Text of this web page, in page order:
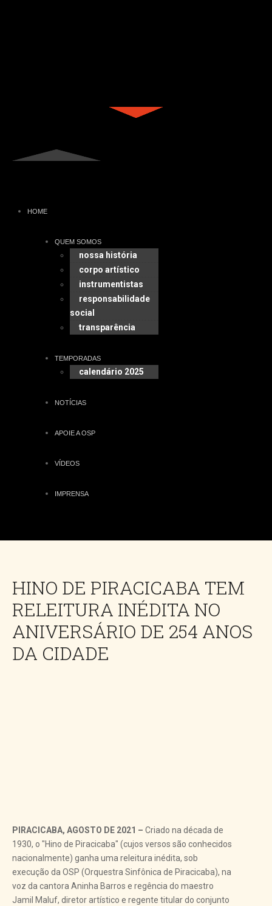
HOME
QUEM SOMOS
nossa história
corpo artístico
instrumentistas
responsabilidade
social
transparência
TEMPORADAS
calendário 2025
NOTÍCIAS
APOIE A OSP
VÍDEOS
IMPRENSA
HINO DE PIRACICABA TEM
RELEITURA INÉDITA NO
ANIVERSÁRIO DE 254 ANOS
DA CIDADE
PIRACICABA, AGOSTO DE 2021 – Criado na década de
1930, o "Hino de Piracicaba" (cujos versos são conhecidos
nacionalmente) ganha uma releitura inédita, sob
execução da OSP (Orquestra Sinfônica de Piracicaba), na
voz da cantora Aninha Barros e regência do maestro
Jamil Maluf, diretor artístico e regente titular do conjunto